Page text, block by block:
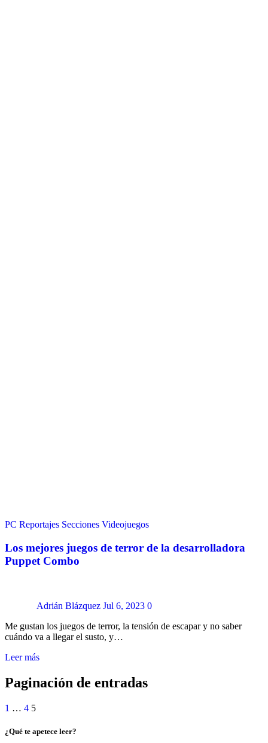
PC Reportajes Secciones Videojuegos
Los mejores juegos de terror de la desarrolladora
Puppet Combo
Adrián Blázquez Jul 6, 2023 0
Me gustan los juegos de terror, la tensión de escapar y no saber
cuándo va a llegar el susto, y…
Leer más
Paginación de entradas
1 … 4 5
¿Qué te apetece leer?